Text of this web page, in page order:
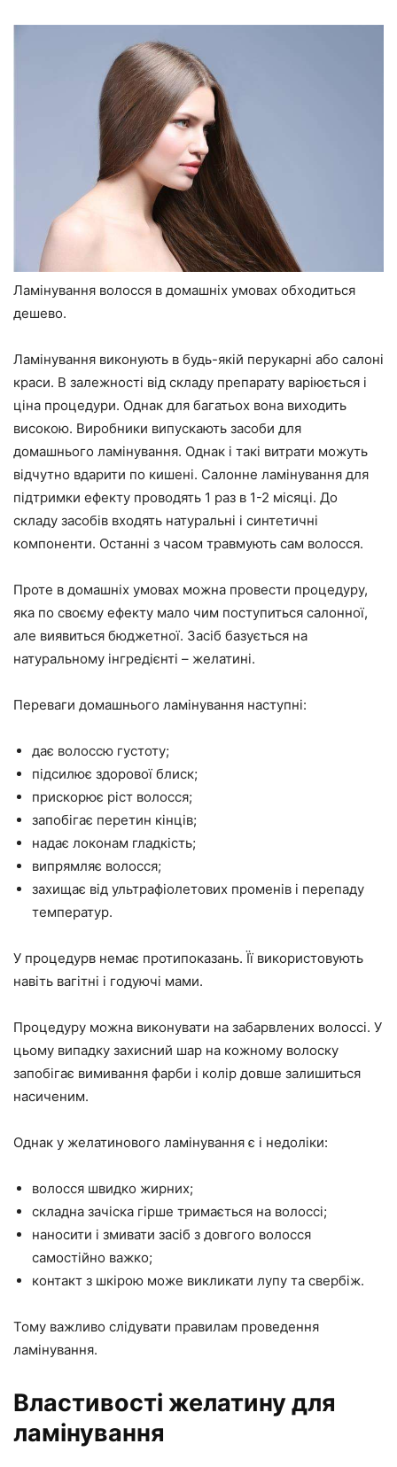
Ламінування волосся в домашніх умовах обходиться
дешево.
Ламінування виконують в будь-якій перукарні або салоні
краси. В залежності від складу препарату варіюється і
ціна процедури. Однак для багатьох вона виходить
високою. Виробники випускають засоби для
домашнього ламінування. Однак і такі витрати можуть
відчутно вдарити по кишені. Салонне ламінування для
підтримки ефекту проводять 1 раз в 1-2 місяці. До
складу засобів входять натуральні і синтетичні
компоненти. Останні з часом травмують сам волосся.
Проте в домашніх умовах можна провести процедуру,
яка по своєму ефекту мало чим поступиться салонної,
але виявиться бюджетної. Засіб базується на
натуральному інгредієнті – желатині.
Переваги домашнього ламінування наступні:
дає волоссю густоту;
підсилює здорової блиск;
прискорює ріст волосся;
запобігає перетин кінців;
надає локонам гладкість;
випрямляє волосся;
захищає від ультрафіолетових променів і перепаду
температур.
У процедурв немає протипоказань. Її використовують
навіть вагітні і годуючі мами.
Процедуру можна виконувати на забарвлених волоссі. У
цьому випадку захисний шар на кожному волоску
запобігає вимивання фарби і колір довше залишиться
насиченим.
Однак у желатинового ламінування є і недоліки:
волосся швидко жирних;
складна зачіска гірше тримається на волоссі;
наносити і змивати засіб з довгого волосся
самостійно важко;
контакт з шкірою може викликати лупу та свербіж.
Тому важливо слідувати правилам проведення
ламінування.
Властивості желатину для
ламінування